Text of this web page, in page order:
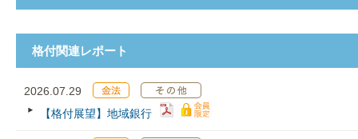
格付関連レポート
2026.07.29
【格付展望】地域銀行